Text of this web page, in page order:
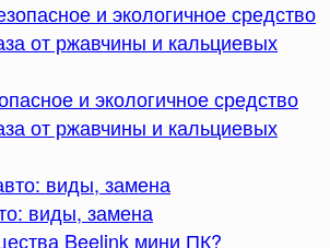
и экологичное средство
от ржавчины и кальциевых
виды, замена